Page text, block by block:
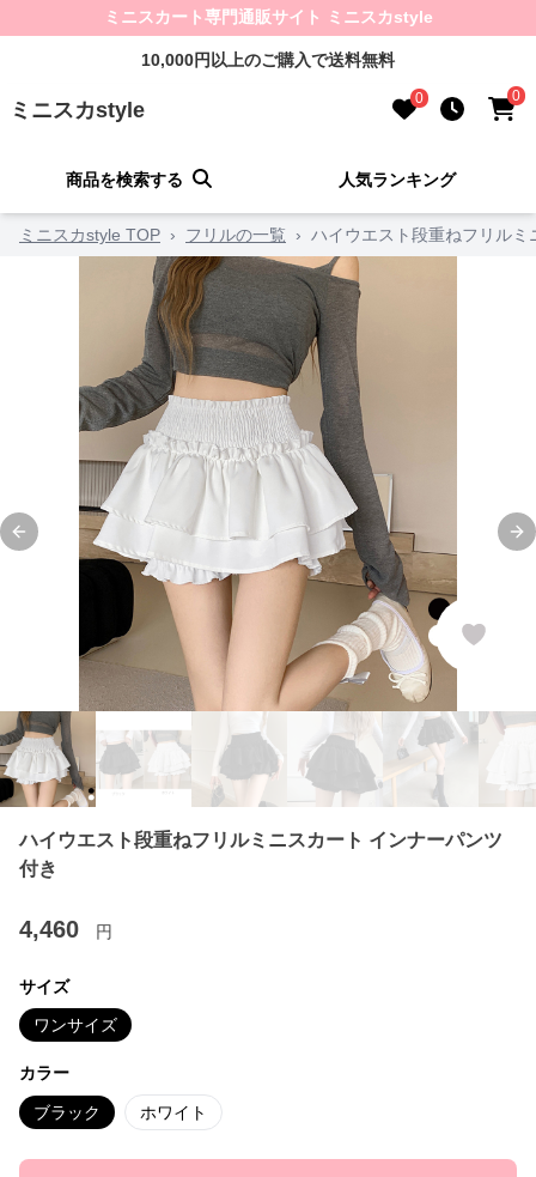
ミニスカート専門通販サイト ミニスカstyle
10,000円以上のご購入で送料無料
ミニスカstyle 0 0
商品を検索する 人気ランキング
ミニスカstyle TOP › フリルの一覧 › ハイウエスト段重ねフリル
Previous slide
ハイウエスト段重ねフリルミニスカート インナーパンツ
付き
4,460 円
サイズ
ワンサイズ
カラー
ブラック ホワイト